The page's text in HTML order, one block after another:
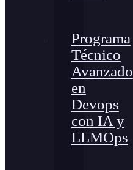
Programa
Técnico
Avanzado
en
Devops
con IA y
LLMOps